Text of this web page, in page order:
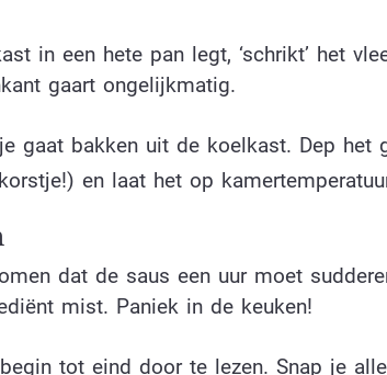
in een hete pan legt, ‘schrikt’ het
gaart ongelijkmatig.
gaat bakken uit de koelkast. Dep het
en laat het op
dat de saus een uur moet
mist. Paniek in de keuken!
tot eind door te lezen. Snap je